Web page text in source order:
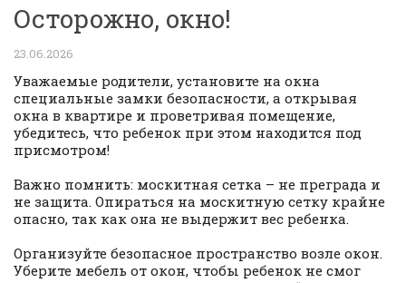
Осторожно, окно!
23.06.2026
Уважаемые родители, установите на окна
специальные замки безопасности, а открывая
окна в квартире и проветривая помещение,
убедитесь, что ребенок при этом находится под
присмотром!
Важно помнить: москитная сетка – не преграда и
не защита. Опираться на москитную сетку крайне
опасно, так как она не выдержит вес ребенка.
Организуйте безопасное пространство возле окон.
Уберите мебель от окон, чтобы ребенок не смог